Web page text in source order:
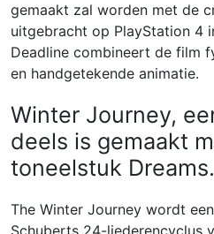
gemaakt zal worden met de
uitgebracht op PlayStation 4
Deadline combineert de film
en handgetekende animatie.
Winter Journey,
deels is gemaakt
toneelstuk Dreams.
The Winter Journey wordt
Schuberts 24-liederencyclus